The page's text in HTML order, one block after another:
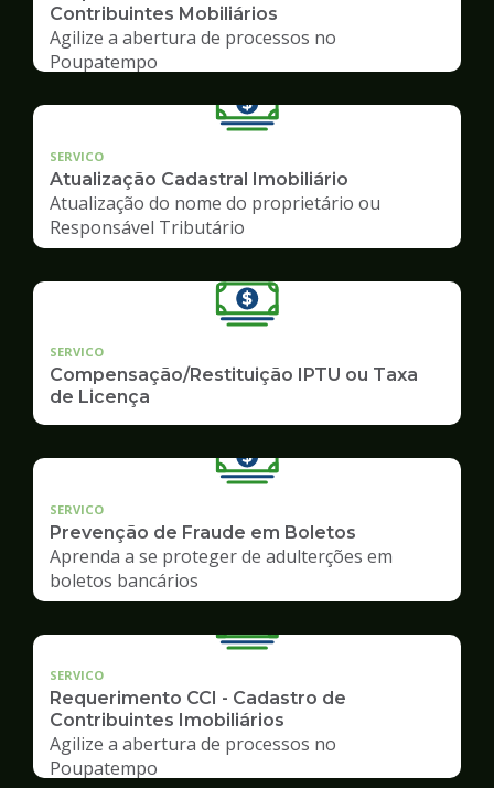
Contribuintes Mobiliários
Agilize a abertura de processos no
Poupatempo
SERVICO
Atualização Cadastral Imobiliário
Atualização do nome do proprietário ou
Responsável Tributário
SERVICO
Compensação/Restituição IPTU ou Taxa
de Licença
SERVICO
Prevenção de Fraude em Boletos
Aprenda a se proteger de adulterções em
boletos bancários
SERVICO
Requerimento CCI - Cadastro de
Contribuintes Imobiliários
Agilize a abertura de processos no
Poupatempo